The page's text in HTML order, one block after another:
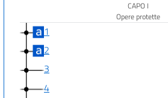
CAPO I
Opere protette
1
2
3
4